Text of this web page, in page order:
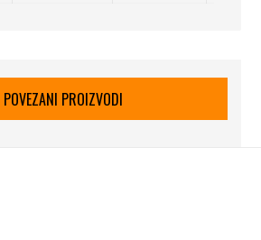
POVEZANI PROIZVODI